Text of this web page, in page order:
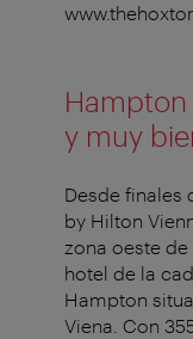
Hampton
y muy
Desde finales
by Hilton
zona oeste
hotel de la
Hampton
Viena. Con